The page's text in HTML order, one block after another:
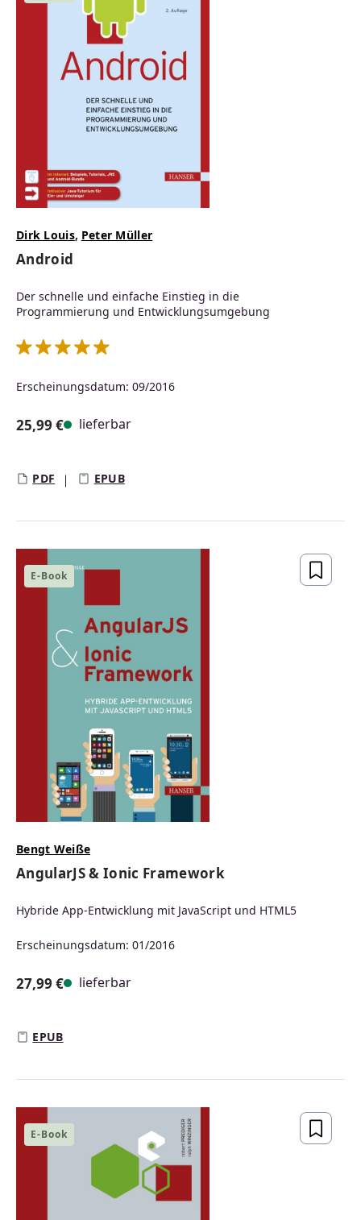
Dirk Louis, Peter Müller
Android
Der schnelle und einfache Einstieg in die
Programmierung und Entwicklungsumgebung
Erscheinungsdatum: 09/2016
25,99 € lieferbar
PDF EPUB
E-Book
Bengt Weiße
AngularJS & Ionic Framework
Hybride App-Entwicklung mit JavaScript und HTML5
Erscheinungsdatum: 01/2016
27,99 € lieferbar
EPUB
E-Book